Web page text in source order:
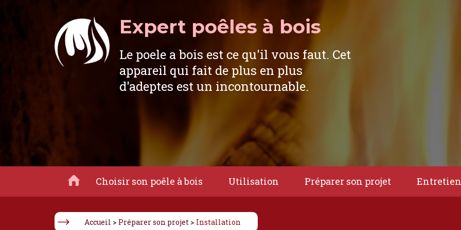
Choisir son poêle à bois Utilisation Préparer son projet Entretien
Expert poêles à bois
Le poele a bois est ce qu'il vous faut. Cet
appareil qui fait de plus en plus
d'adeptes est un incontournable.
Accueil > Préparer son projet > Installation